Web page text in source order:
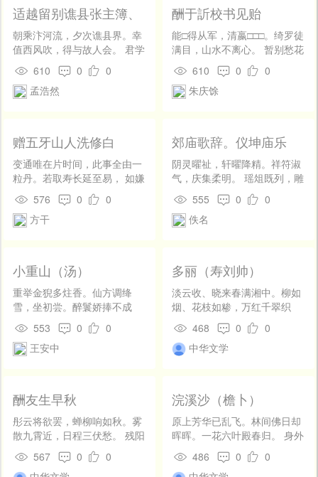
沈腰销瘦。多谢东君，殷勤知
我，曲翻红袖。拚来朝又是，
扶头不起，江楼知不。
长，诗书喜道存。 小池泉脉
凑，危栋燕雏喧。风入松阴
静，花添竹影繁。 灌园输井
税，学稼奉晨昏。此外知何
有，怡然向一樽。
适越留别谯县张主簿、
申屠少府
朝乘汴河流，夕次谯县界。幸
值西风吹，得与故人会。 君学
梅福隐，余从伯鸾迈。别后能
相思，浮云在吴会。
610 0
0
孟浩然
酬于訢校书见贻
能□得从军，清嬴□□□。绮罗徒
满目，山水不离心。 暂别愁花
老，相思倚竹阴。家贫无以
养，未可话抽簪。
610 0
0
朱庆馀
赠五牙山人洗修白
变通唯在片时间，此事全由一
粒丹。若取寿长延至易， 如嫌
地远缩何难。先生阔别能轻
举，弟子才来学不餐。 箧里生
尘是闲药，外沾犹可救衰残。
576 0
0
方干
郊庙歌辞。仪坤庙乐
章。金奏（一本无此
章）
阴灵曜祉，轩曜降精。祥符淑
气，庆集柔明。 瑶俎既列，雕
桐发声。徽猷永远，比德皇
英。 555 0
0
佚名
小重山（汤）
重举金猊多炷香。仙方调绛
雪，坐初尝。醉鬟娇捧不成
行。颜如玉，玉碗共争光。 飞
盖莫催忙。歌檀临阅处，缓何
妨。远山横翠为谁长。人归
553 0
0
王安中
多丽（寿刘帅）
淡云收、晓来春满湘中。柳如
烟、花枝如糁，万红千翠织
浓。照帘旌、微穿丽日，动罗
幕、轻转香风。天上良辰，人
间淑景，生贤和气显殊钟。映
谁同。 奉慈亲、承颜戏彩，更
闻吉梦占熊。扫蛮氛、遂清三
楚，定徐方、行策元功。趣召
遄归，康时佐主，指挥谈笑虏
巢空。寿觞举、器舟斟海，不
用水精钟。休辞醉，千龄会
468 0
0
中华文学
酬友生早秋
彤云将欲罢，蝉柳响如秋。雾
散九霄近，日程三伏愁。 残阳
宿雨霁，高浪碎沙沤。袪足馀
旬后，分襟任自由。
567 0
0
浣溪沙（檐卜）
原上芳华已乱飞。林间佛日却
晖晖。一花六叶殿春归。 身外
色香空荏苒，鼻端消息正霏
微。禅林曲几坐忘时。
486 0
0